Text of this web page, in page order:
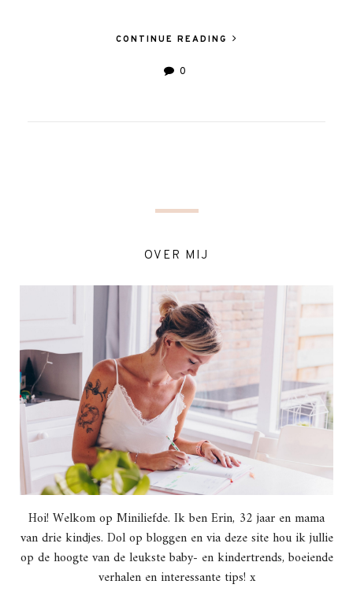
CONTINUE READING
0
OVER MIJ
Hoi! Welkom op Miniliefde. Ik ben Erin, 32 jaar en mama
van drie kindjes. Dol op bloggen en via deze site hou ik jullie
op de hoogte van de leukste baby- en kindertrends, boeiende
verhalen en interessante tips! x